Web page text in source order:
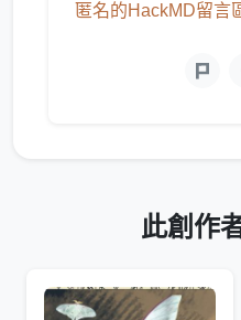
匿名的HackMD留言
此創作